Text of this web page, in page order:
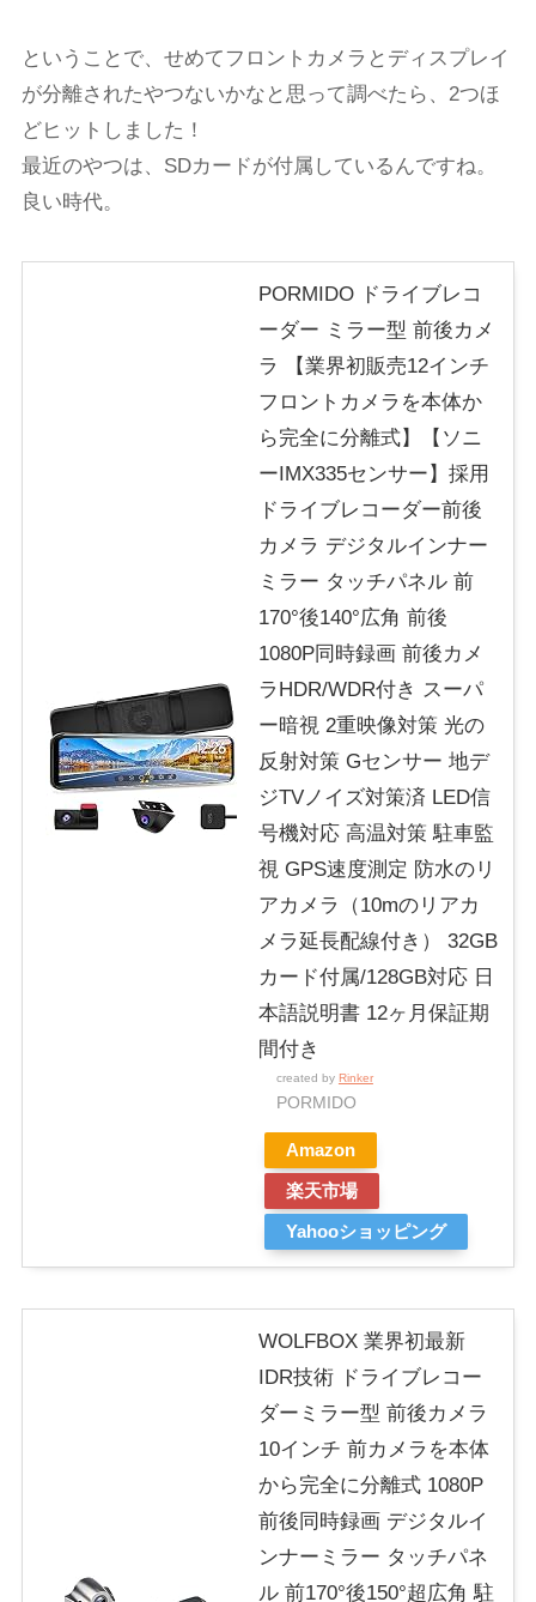
ということで、せめてフロントカメラとディスプレイ
が分離されたやつないかなと思って調べたら、2つほ
どヒットしました！
最近のやつは、SDカードが付属しているんですね。
良い時代。
PORMIDO ドライブレコ
ーダー ミラー型 前後カメ
ラ 【業界初販売12インチ
フロントカメラを本体か
ら完全に分離式】【ソニ
ーIMX335センサー】採用
ドライブレコーダー前後
カメラ デジタルインナー
ミラー タッチパネル 前
170°後140°広角 前後
1080P同時録画 前後カメ
ラHDR/WDR付き スーパ
ー暗視 2重映像対策 光の
反射対策 Gセンサー 地デ
ジTVノイズ対策済 LED信
号機対応 高温対策 駐車監
視 GPS速度測定 防水のリ
アカメラ（10mのリアカ
メラ延長配線付き） 32GB
カード付属/128GB対応 日
本語説明書 12ヶ月保証期
間付き
created by Rinker
PORMIDO
Amazon
楽天市場
Yahooショッピング
WOLFBOX 業界初最新
IDR技術 ドライブレコー
ダーミラー型 前後カメラ
10インチ 前カメラを本体
から完全に分離式 1080P
前後同時録画 デジタルイ
ンナーミラー タッチパネ
ル 前170°後150°超広角 駐